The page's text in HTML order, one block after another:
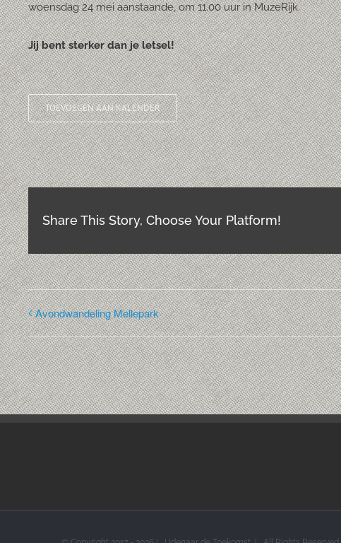
woensdag 24 mei aanstaande, om 11.00 uur in MuzeRijk.
Jij bent sterker dan je letsel!
TOEVOEGEN AAN KALENDER
Share This Story, Choose Your Platform!
Avondwandeling Mellepark